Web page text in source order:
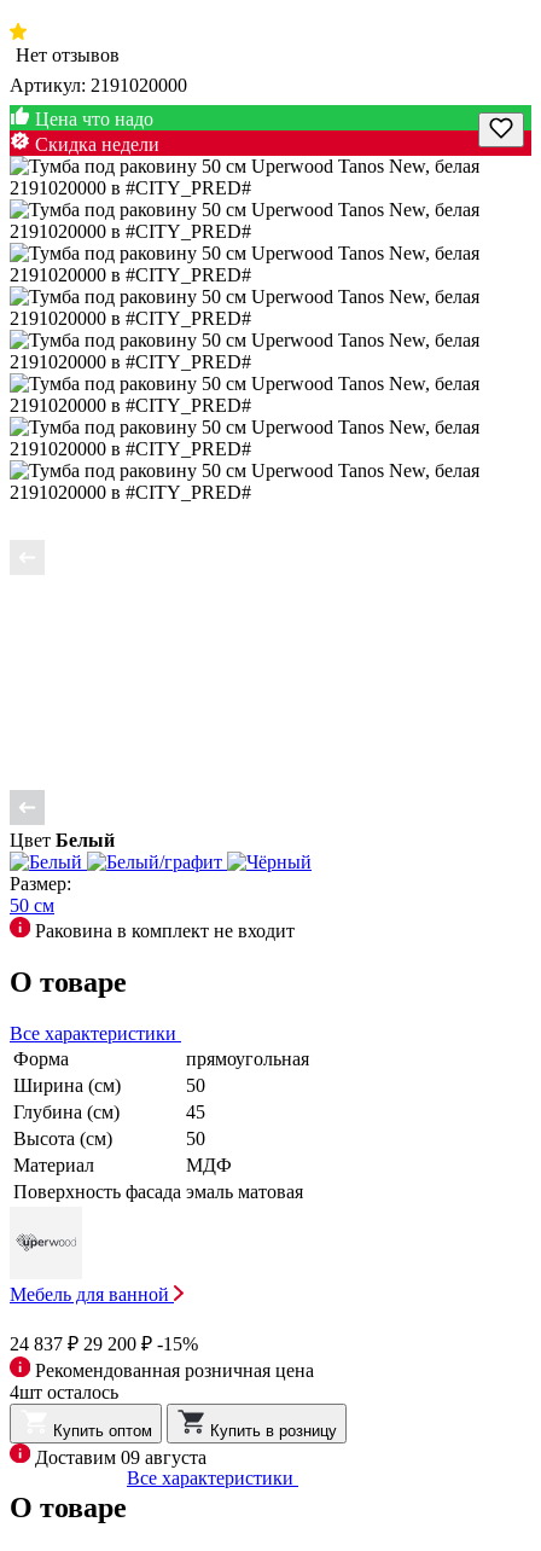
Нет отзывов
Артикул: 2191020000
Цена что надо
Скидка недели
Цвет Белый
Размер:
50 см
Раковина в комплект не входит
О товаре
Все характеристики
Форма
прямоугольная
Ширина (см)
50
Глубина (см)
45
Высота (см)
50
Материал
МДФ
Поверхность фасада эмаль матовая
Мебель для ванной
24 837 ₽ 29 200 ₽ -15%
Рекомендованная розничная цена
4шт осталось
Купить оптом Купить в розницу
Доставим 09 августа
О товаре
Все характеристики